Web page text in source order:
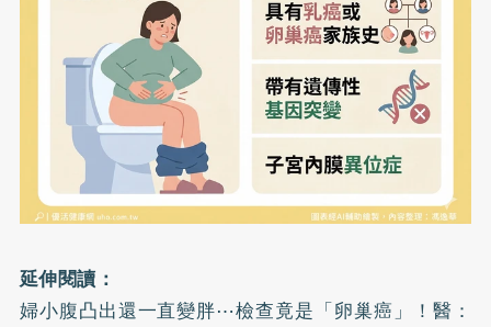
延伸閱讀：
婦小腹凸出還一直變胖⋯檢查竟是「卵巢癌」！醫：